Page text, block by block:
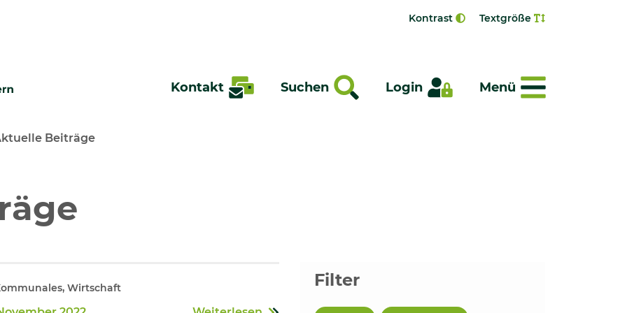
Kontrast Textgröße
Kontakt Suchen Login Menü
Menü
Beiträge
Wirtschaft Filter